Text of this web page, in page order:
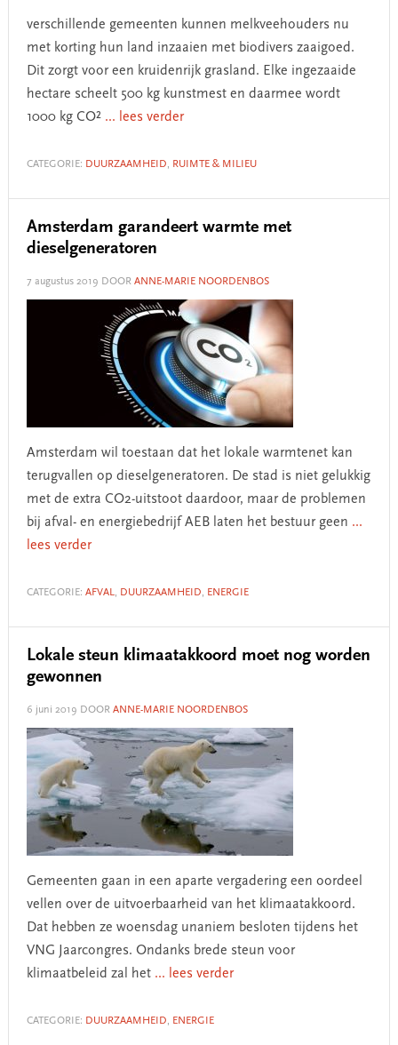
verschillende gemeenten kunnen melkveehouders nu
met korting hun land inzaaien met biodivers zaaigoed.
Dit zorgt voor een kruidenrijk grasland. Elke ingezaaide
hectare scheelt 500 kg kunstmest en daarmee wordt
1000 kg CO² ... lees verder
CATEGORIE: DUURZAAMHEID, RUIMTE & MILIEU
Amsterdam garandeert warmte met
dieselgeneratoren
7 augustus 2019 DOOR ANNE-MARIE NOORDENBOS
Amsterdam wil toestaan dat het lokale warmtenet kan
terugvallen op dieselgeneratoren. De stad is niet gelukkig
met de extra CO2-uitstoot daardoor, maar de problemen
bij afval- en energiebedrijf AEB laten het bestuur geen ...
lees verder
CATEGORIE: AFVAL, DUURZAAMHEID, ENERGIE
Lokale steun klimaatakkoord moet nog worden
gewonnen
6 juni 2019 DOOR ANNE-MARIE NOORDENBOS
Gemeenten gaan in een aparte vergadering een oordeel
vellen over de uitvoerbaarheid van het klimaatakkoord.
Dat hebben ze woensdag unaniem besloten tijdens het
VNG Jaarcongres. Ondanks brede steun voor
klimaatbeleid zal het ... lees verder
CATEGORIE: DUURZAAMHEID, ENERGIE